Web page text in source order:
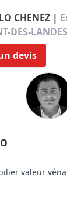
CHENEZ |
DES-
devis
valeur